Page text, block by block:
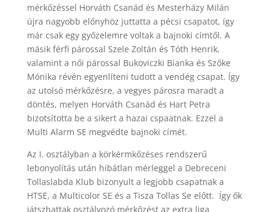
mérkőzéssel Horváth Csanád és Mesterházy Milán
újra nagyobb előnyhöz juttatta a pécsi csapatot, így
már csak egy győzelemre voltak a bajnoki címtől. A
másik férfi párossal Szele Zoltán és Tóth Henrik,
valamint a női párossal Bukoviczki Bianka és Szőke
Mónika révén egyenlíteni tudott a vendég csapat. Így
az utolsó mérkőzésre, a vegyes párosra maradt a
döntés, melyen Horváth Csanád és Hart Petra
bizotsította be a sikert a hazai cspaatnak. Ezzel a
Multi Alarm SE megvédte bajnoki címét.
Az I. osztályban a körkérmkőzéses rendszerű
lebonyolítás után hibátlan mérleggel a Debreceni
Tollaslabda Klub bizonyult a legjobb csapatnak a
HTSE, a Multicolor SE és a Tisza Tollas Se előtt. Így ők
játszhattak osztályozó mérkőzést az extra liga